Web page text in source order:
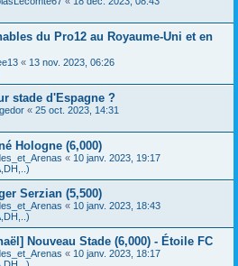
du Pro12 au Royaume-Uni et en
« 13 nov. 2023, 06:26
stade d'Espagne ?
« 25 oct. 2023, 14:31
Hologne (6,000)
« 10 janv. 2023, 19:17
Serzian (5,500)
« 10 janv. 2023, 18:43
Nouveau Stade (6,000) - Étoile FC
« 10 janv. 2023, 18:17